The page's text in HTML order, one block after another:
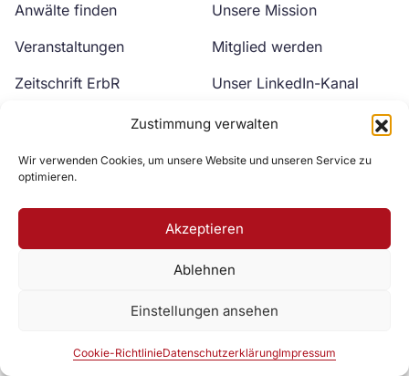
Zustimmung verwalten
Wir verwenden Cookies, um unsere Website und unseren Service zu
optimieren.
Akzeptieren
Ablehnen
Einstellungen ansehen
Cookie-RichtlinieDatenschutzerklärungImpressum
Anwälte finden
Veranstaltungen
Zeitschrift ErbR
Unsere Mission
Mitglied werden
Unser LinkedIn-Kanal
Unser YouTube-Kanal
Zur DAV Webseite